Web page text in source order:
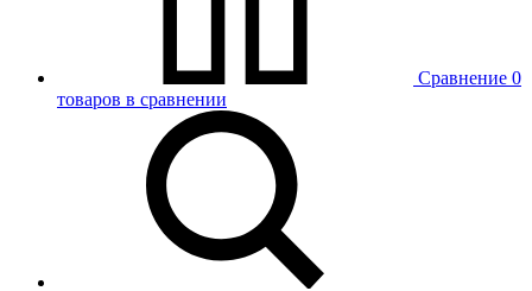
Сравнение 0
товаров в сравнении